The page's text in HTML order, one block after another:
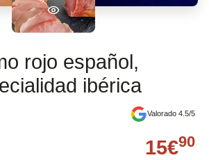
rojo español,
ibérica
Valorado 4.5/5
15€90